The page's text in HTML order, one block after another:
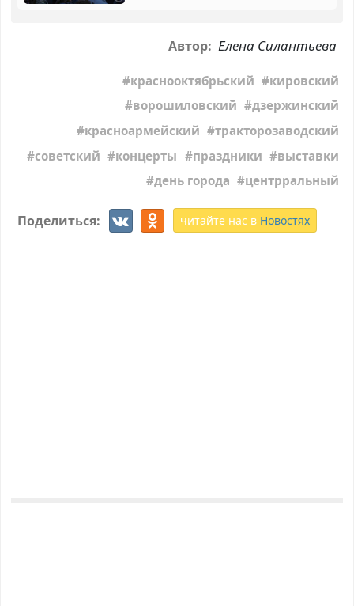
Автор: Елена Силантьева
краснооктябрьский
кировский
ворошиловский
дзержинский
красноармейский
тракторозаводский
советский
концерты праздники
выставки
день города
центрральный
Поделиться: читайте нас в Новостях